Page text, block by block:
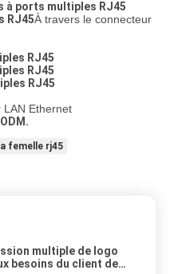
à ports multiples RJ45
RJ45À travers le connecteur
RJ45
RJ45
RJ45
LAN Ethernet
femelle rj45
multiple de logo
besoins du client des